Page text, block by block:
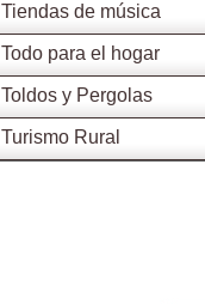
Tiendas de música
Todo para el hogar
Toldos y Pergolas
Turismo Rural